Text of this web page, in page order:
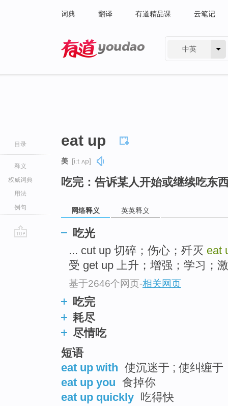
词典 翻译 有道精品课 云笔记
中英
目录
释义
权威词典
用法
例句
eat up
美 [iːt ʌp]
吃完：告诉某人开始或继续吃东
网络释义 英英释义
吃光
... cut up 切碎；伤心；歼灭 eat
受 get up 上升；增强；学习；
基于2646个网页-相关网页
吃完
耗尽
尽情吃
短语
eat up with 使沉迷于 ; 使纠缠于
eat up you 食掉你
eat up quickly 吃得快